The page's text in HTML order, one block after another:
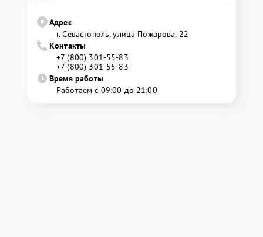
Адрес
г. Севастополь, улица Пожарова, 22
Контакты
+7 (800) 301-55-83
+7 (800) 301-55-83
Время работы
Работаем с 09:00 до 21:00